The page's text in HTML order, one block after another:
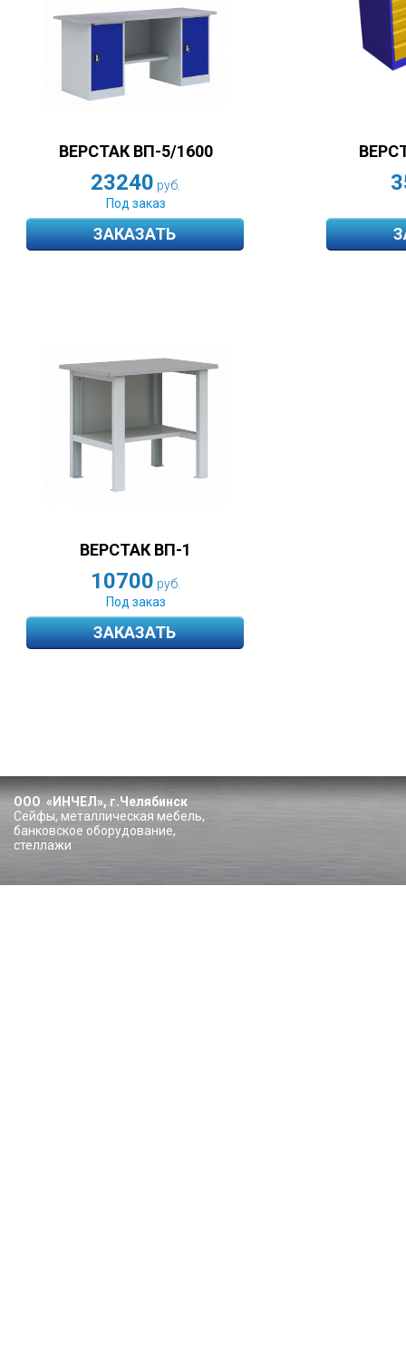
ВЕРСТАК ВП-5/1600
23240 руб.
Под заказ
ЗАКАЗАТЬ
ВЕРСТАК ВП-1
10700 руб.
Под заказ
ЗАКАЗАТЬ
ООО «ИНЧЕЛ», г.Челябинск
Сейфы, металлическая мебель,
банковское оборудование,
стеллажи